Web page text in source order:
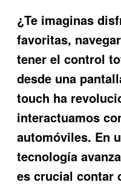
¿Te imaginas
favoritas,
tener el control
desde una
touch ha
interactuamos
automóviles. En
tecnología
es crucial contar